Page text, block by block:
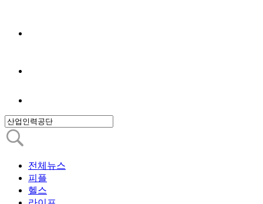
전체뉴스
피플
헬스